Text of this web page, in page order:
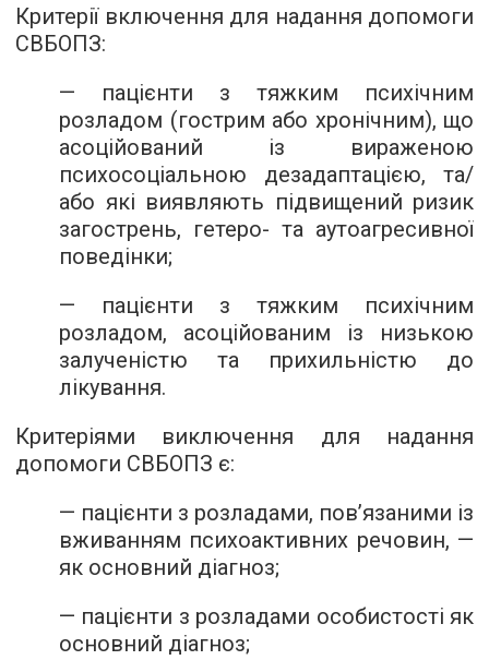
Критерії включення для надання допомоги
СВБОПЗ:
— пацієнти з тяжким психічним
розладом (гострим або хронічним), що
асоційований із вираженою
психосоціальною дезадаптацією, та/
або які виявляють підвищений ризик
загострень, гетеро- та аутоагресивної
поведінки;
— пацієнти з тяжким психічним
розладом, асоційованим із низькою
залученістю та прихильністю до
лікування.
Критеріями виключення для надання
допомоги СВБОПЗ є:
— пацієнти з розладами, пов’язаними із
вживанням психоактивних речовин, —
як основний діагноз;
— пацієнти з розладами особистості як
основний діагноз;